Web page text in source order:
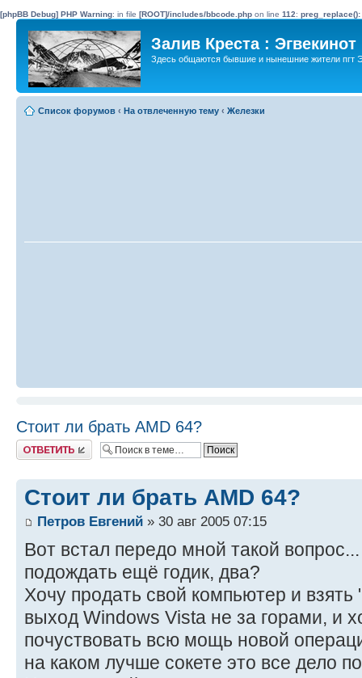
[phpBB Debug] PHP Warning: in file [ROOT]/includes/bbcode.php on line 112:
Залив Креста : Эгвекинот
Здесь общаются бывшие и нынешние жители пгт
Список форумов ‹ На отвлеченную тему ‹ Железки
Стоит ли брать AMD 64?
Ответить
Стоит ли брать AMD 64?
Петров Евгений » 30 авг 2005 07:15
Вот встал передо мной такой
подождать ещё годик, два?
Хочу продать свой компьютер и
выход Windows Vista не за горами, и
почуствовать всю мощь новой
на каком лучше сокете это все дело